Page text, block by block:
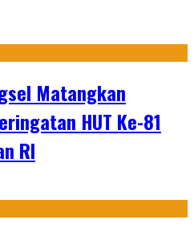
Matangkan
HUT Ke-81
RI